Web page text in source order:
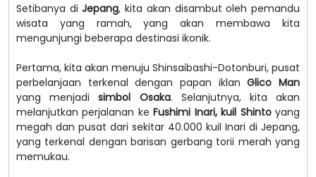
Setibanya diJepang, kita akan disambut oleh pemandu
wisata yang ramah, yang akan membawa kita
mengunjungi beberapa destinasi ikonik.
Pertama, kita akan menuju Shinsaibashi-Dotonburi, pusat
perbelanjaan terkenal dengan papan iklanGlico Man
yang menjadi simbol Osaka. Selanjutnya, kita akan
melanjutkan perjalanan keFushimi Inari, kuil Shintoyang
megah dan pusat dari sekitar 40.000 kuil Inari di Jepang,
yang terkenal dengan barisan gerbang torii merah yang
memukau.